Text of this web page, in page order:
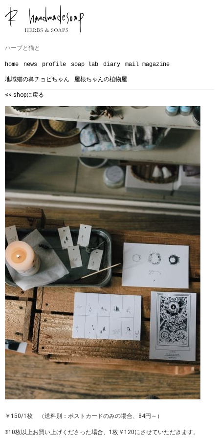
ハーブと猫と
home news profile soap lab diary mail magazine
地域猫の鼻チョビちゃん 屋根ちゃんの植物屋
<< shopに戻る
￥150/1枚 （送料別：ポストカードのみの場合、84円～）
※10枚以上お買い上げくださった場合、1枚￥120にさせていただきます。